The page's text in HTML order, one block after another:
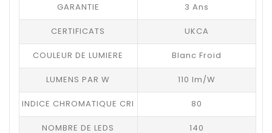
GARANTIE 3 Ans
CERTIFICATS UKCA
COULEUR DE LUMIERE Blanc Froid
LUMENS PAR W 110 lm/W
INDICE CHROMATIQUE CRI 80
NOMBRE DE LEDS 140